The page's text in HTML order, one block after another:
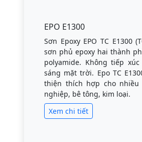
EPO E1300
Sơn Epoxy EPO TC E1300
sơn phủ epoxy hai thành
polyamide. Không tiếp
sáng mặt trời. Epo TC
thiện thích hợp cho nhiều
nghiệp, bê tông, kim loại.
Xem chi tiết